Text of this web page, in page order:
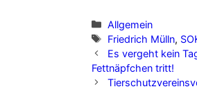
Allgemein
Friedrich Mülln,
Es vergeht kein
Fettnäpfchen tritt!